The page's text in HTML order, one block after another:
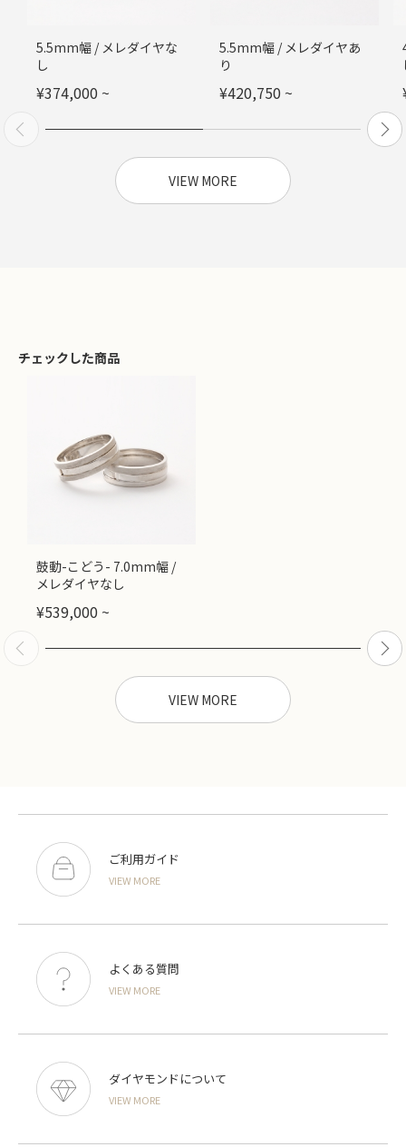
5.5mm幅 / メレダイヤな
し
¥374,000 ~
5.5mm幅 / メレダイヤあ
り
¥420,750 ~
VIEW MORE
チェックした商品
鼓動-こどう- 7.0mm幅 /
メレダイヤなし
¥539,000 ~
VIEW MORE
ご利用ガイド
VIEW MORE
よくある質問
VIEW MORE
ダイヤモンドについて
VIEW MORE